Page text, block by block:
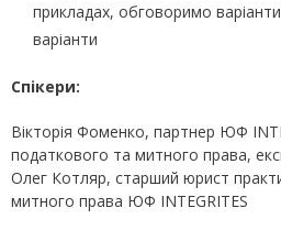
прикладах, обговоримо
варіанти
Спікери:
Вікторія Фоменко, партнер ЮФ
податкового та митного права,
Олег Котляр, старший юрист
митного права ЮФ INTEGRITES